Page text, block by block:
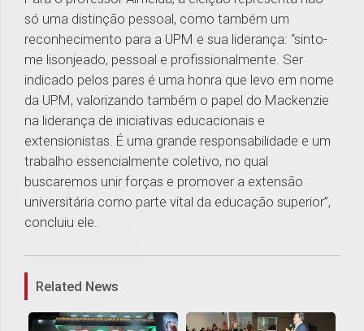
só uma distinção pessoal, como também um
reconhecimento para a UPM e sua liderança: “sinto-
me lisonjeado, pessoal e profissionalmente. Ser
indicado pelos pares é uma honra que levo em nome
da UPM, valorizando também o papel do Mackenzie
na liderança de iniciativas educacionais e
extensionistas. É uma grande responsabilidade e um
trabalho essencialmente coletivo, no qual
buscaremos unir forças e promover a extensão
universitária como parte vital da educação superior”,
concluiu ele.
Related News